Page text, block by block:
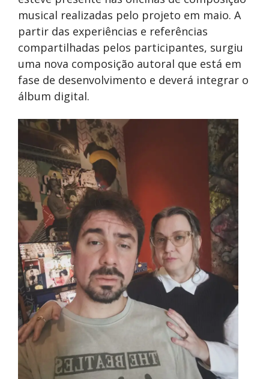
musical realizadas pelo projeto em maio. A
partir das experiências e referências
compartilhadas pelos participantes, surgiu
uma nova composição autoral que está em
fase de desenvolvimento e deverá integrar o
álbum digital.